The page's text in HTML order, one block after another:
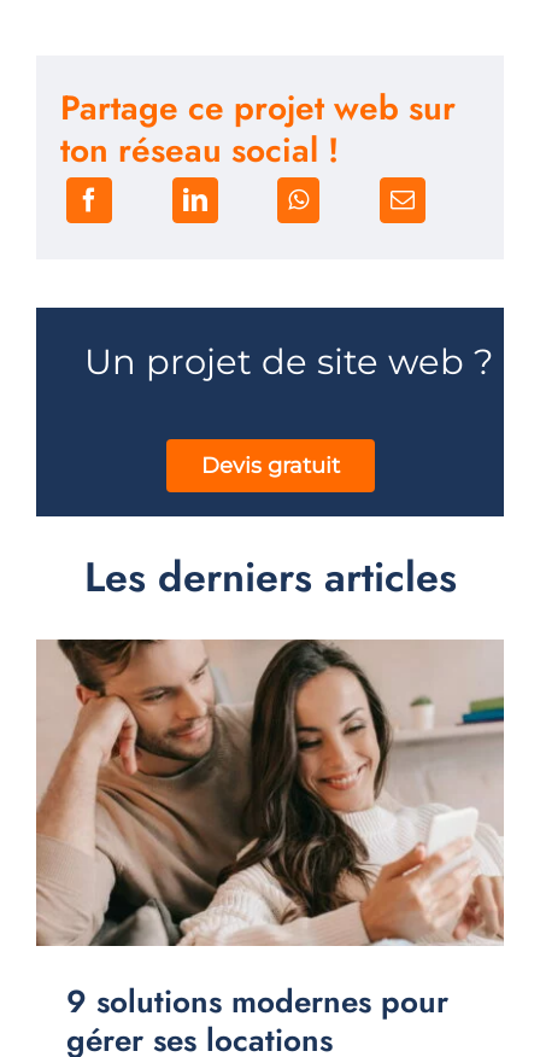
Partage ce projet web sur
ton réseau social !
Un projet de site web ?
Devis gratuit
Les derniers articles
9 solutions modernes pour
gérer ses locations